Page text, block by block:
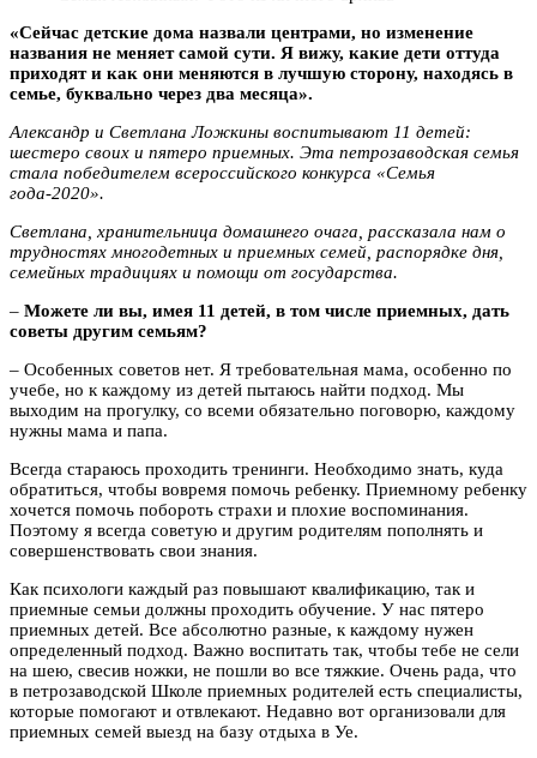
«Сейчас детские дома назвали центрами, но изменение
названия не меняет самой сути. Я вижу, какие дети оттуда
приходят и как они меняются в лучшую сторону, находясь в
семье, буквально через два месяца».
Александр и Светлана Ложкины воспитывают 11 детей:
шестеро своих и пятеро приемных. Эта петрозаводская семья
стала победителем всероссийского конкурса «Семья
года-2020».
Светлана, хранительница домашнего очага, рассказала нам о
трудностях многодетных и приемных семей, распорядке дня,
семейных традициях и помощи от государства.
– Можете ли вы, имея 11 детей, в том числе приемных, дать
советы другим семьям?
– Особенных советов нет. Я требовательная мама, особенно по
учебе, но к каждому из детей пытаюсь найти подход. Мы
выходим на прогулку, со всеми обязательно поговорю, каждому
нужны мама и папа.
Всегда стараюсь проходить тренинги. Необходимо знать, куда
обратиться, чтобы вовремя помочь ребенку. Приемному ребенку
хочется помочь побороть страхи и плохие воспоминания.
Поэтому я всегда советую и другим родителям пополнять и
совершенствовать свои знания.
Как психологи каждый раз повышают квалификацию, так и
приемные семьи должны проходить обучение. У нас пятеро
приемных детей. Все абсолютно разные, к каждому нужен
определенный подход. Важно воспитать так, чтобы тебе не сели
на шею, свесив ножки, не пошли во все тяжкие. Очень рада, что
в петрозаводской Школе приемных родителей есть специалисты,
которые помогают и отвлекают. Недавно вот организовали для
приемных семей выезд на базу отдыха в Уе.